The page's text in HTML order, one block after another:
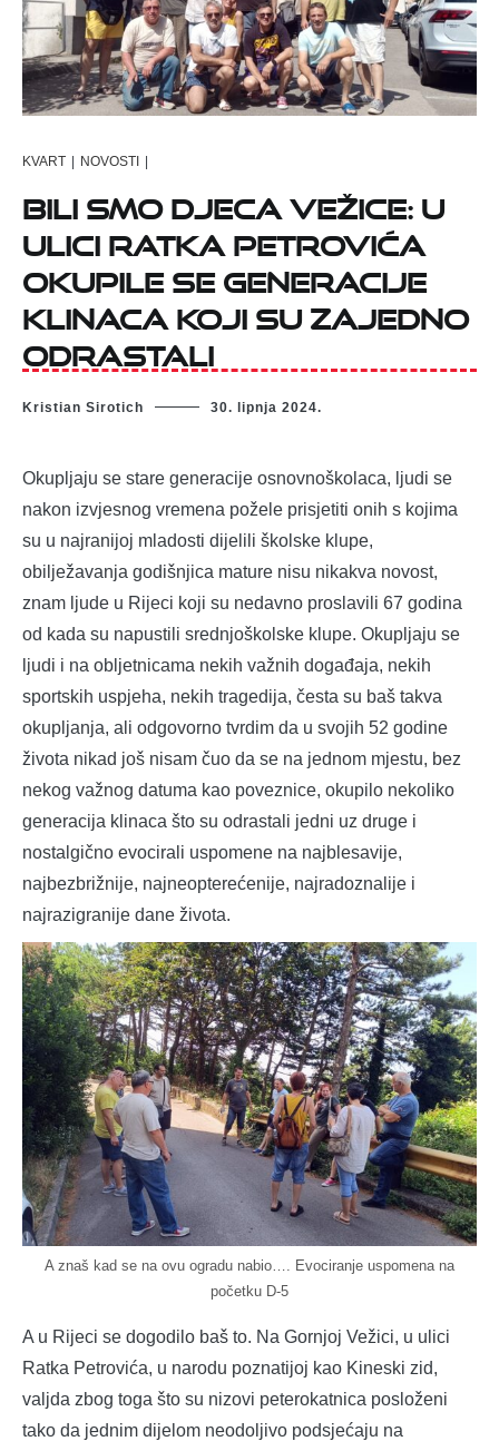
KVART | NOVOSTI |
BILI SMO DJECA VEŽICE: U
ULICI RATKA PETROVIĆA
OKUPILE SE GENERACIJE
KLINACA KOJI SU ZAJEDNO
ODRASTALI
Kristian Sirotich 30. lipnja 2024.
Okupljaju se stare generacije osnovnoškolaca, ljudi se
nakon izvjesnog vremena požele prisjetiti onih s kojima
su u najranijoj mladosti dijelili školske klupe,
obilježavanja godišnjica mature nisu nikakva novost,
znam ljude u Rijeci koji su nedavno proslavili 67 godina
od kada su napustili srednjoškolske klupe. Okupljaju se
ljudi i na obljetnicama nekih važnih događaja, nekih
sportskih uspjeha, nekih tragedija, česta su baš takva
okupljanja, ali odgovorno tvrdim da u svojih 52 godine
života nikad još nisam čuo da se na jednom mjestu, bez
nekog važnog datuma kao poveznice, okupilo nekoliko
generacija klinaca što su odrastali jedni uz druge i
nostalgično evocirali uspomene na najblesavije,
najbezbrižnije, najneopterećenije, najradoznalije i
najrazigranije dane života.
A znaš kad se na ovu ogradu nabio…. Evociranje uspomena na
početku D-5
A u Rijeci se dogodilo baš to. Na Gornjoj Vežici, u ulici
Ratka Petrovića, u narodu poznatijoj kao Kineski zid,
valjda zbog toga što su nizovi peterokatnica posloženi
tako da jednim dijelom neodoljivo podsjećaju na